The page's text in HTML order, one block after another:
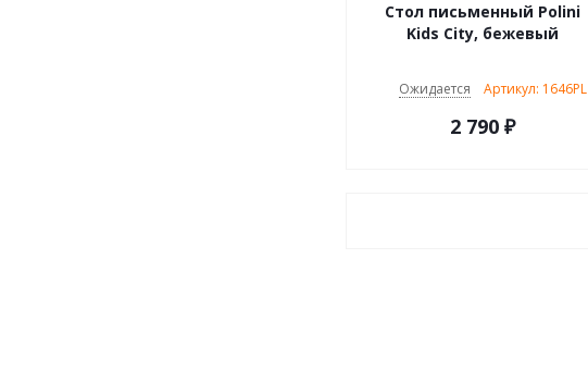
Стол письменный Polini
Kids City, бежевый
Ожидается Артикул: 1646PL
2 790₽